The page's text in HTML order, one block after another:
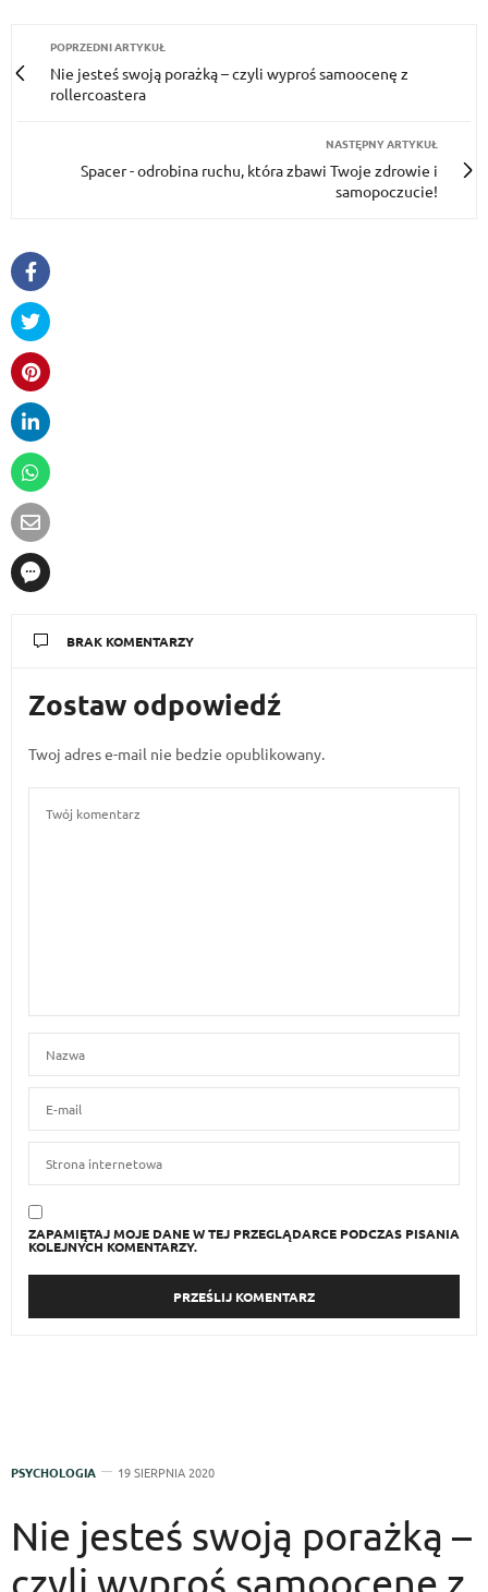
POPRZEDNI ARTYKUŁ
Nie jesteś swoją porażką – czyli wyproś samoocenę z
rollercoastera
NASTĘPNY ARTYKUŁ
Spacer - odrobina ruchu, która zbawi Twoje zdrowie i
samopoczucie!
BRAK KOMENTARZY
Zostaw odpowiedź
Twoj adres e-mail nie bedzie opublikowany.
ZAPAMIĘTAJ MOJE DANE W TEJ PRZEGLĄDARCE PODCZAS PISANIA
KOLEJNYCH KOMENTARZY.
PSYCHOLOGIA 19 SIERPNIA 2020
Nie jesteś swoją porażką –
czyli wyproś samoocenę z